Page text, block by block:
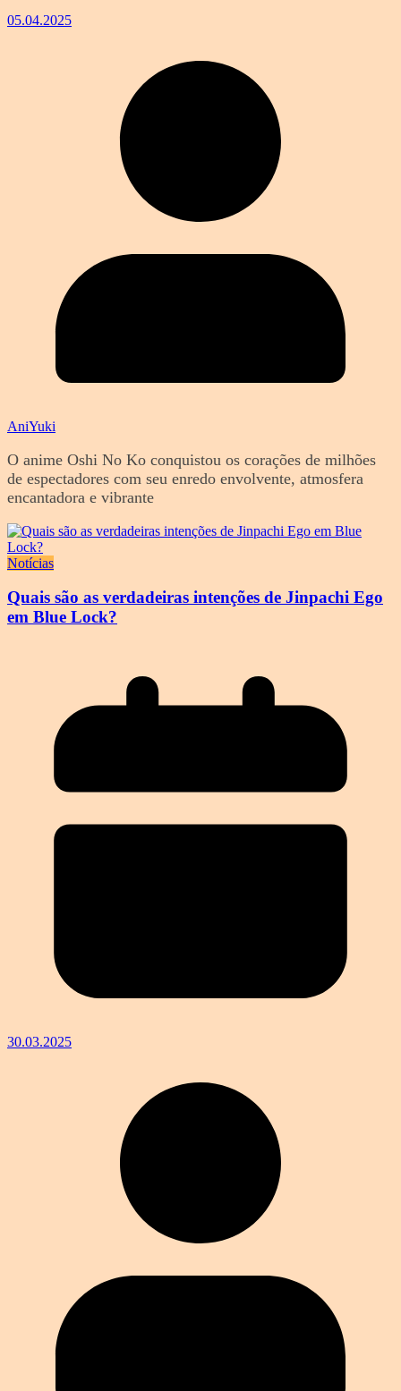
05.04.2025
AniYuki
O anime Oshi No Ko conquistou os corações de milhões
de espectadores com seu enredo envolvente, atmosfera
encantadora e vibrante
Notícias
Quais são as verdadeiras intenções de Jinpachi Ego
em Blue Lock?
30.03.2025